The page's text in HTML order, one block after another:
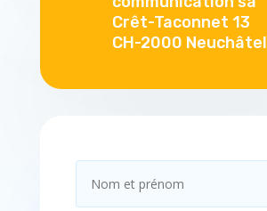
Crêt-Taconnet 13
CH-2000 Neuchâtel